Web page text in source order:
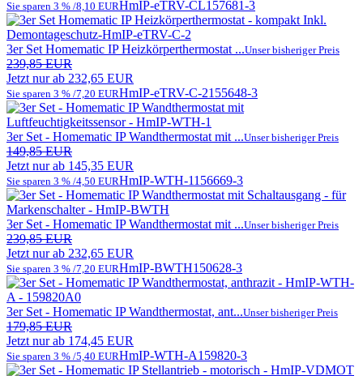
Sie sparen 3 % /8,10 EURHmIP-eTRV-CL157681-3
3er Set Homematic IP Heizkörperthermostat ...Unser bisheriger Preis
239,85 EUR
Jetzt nur ab 232,65 EUR
Sie sparen 3 % /7,20 EURHmIP-eTRV-C-2155648-3
3er Set - Homematic IP Wandthermostat mit ...Unser bisheriger Preis
149,85 EUR
Jetzt nur ab 145,35 EUR
Sie sparen 3 % /4,50 EURHmIP-WTH-1156669-3
3er Set - Homematic IP Wandthermostat mit ...Unser bisheriger Preis
239,85 EUR
Jetzt nur ab 232,65 EUR
Sie sparen 3 % /7,20 EURHmIP-BWTH150628-3
3er Set - Homematic IP Wandthermostat, ant...Unser bisheriger Preis
179,85 EUR
Jetzt nur ab 174,45 EUR
Sie sparen 3 % /5,40 EURHmIP-WTH-A159820-3